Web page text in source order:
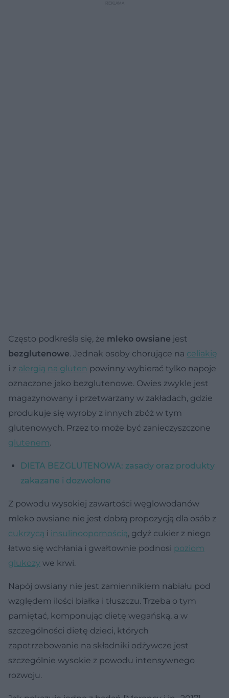
Często podkreśla się, że mleko owsiane jest
bezglutenowe. Jednak osoby chorujące na celiakię
i z alergią na gluten powinny wybierać tylko napoje
oznaczone jako bezglutenowe. Owies zwykle jest
magazynowany i przetwarzany w zakładach, gdzie
produkuje się wyroby z innych zbóż w tym
glutenowych. Przez to może być zanieczyszczone
glutenem.
DIETA BEZGLUTENOWA: zasady oraz produkty
zakazane i dozwolone
Z powodu wysokiej zawartości węglowodanów
mleko owsiane nie jest dobrą propozycją dla osób z
cukrzycą i insulinoopornością, gdyż cukier z niego
łatwo się wchłania i gwałtownie podnosi poziom
glukozy we krwi.
Napój owsiany nie jest zamiennikiem nabiału pod
względem ilości białka i tłuszczu. Trzeba o tym
pamiętać, komponując dietę wegańską, a w
szczególności dietę dzieci, których
zapotrzebowanie na składniki odżywcze jest
szczególnie wysokie z powodu intensywnego
rozwoju.